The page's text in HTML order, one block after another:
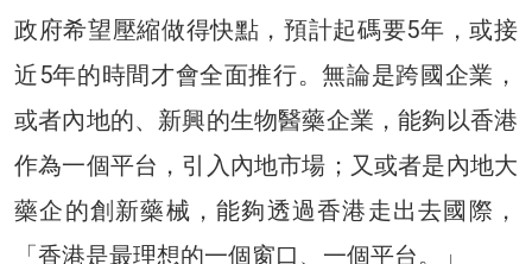
政府希望壓縮做得快點，預計起碼要5年，或接
近5年的時間才會全面推行。無論是跨國企業，
或者內地的、新興的生物醫藥企業，能夠以香港
作為一個平台，引入內地市場；又或者是內地大
藥企的創新藥械，能夠透過香港走出去國際，
「香港是最理想的一個窗口、一個平台。」